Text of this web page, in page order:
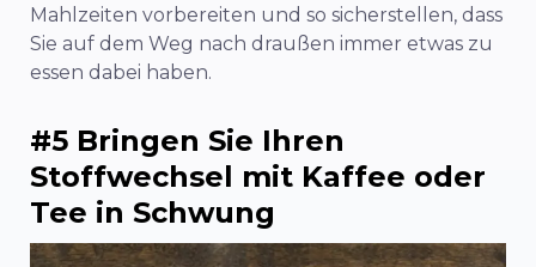
Mahlzeiten vorbereiten und so sicherstellen, dass
Sie auf dem Weg nach draußen immer etwas zu
essen dabei haben.
#5 Bringen Sie Ihren
Stoffwechsel mit Kaffee oder
Tee in Schwung